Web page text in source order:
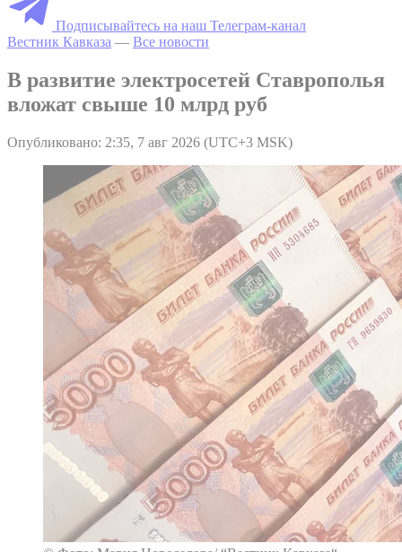
Подписывайтесь на наш Телеграм-канал
Вестник Кавказа — Все новости
В развитие электросетей Ставрополья
вложат свыше 10 млрд руб
Опубликовано: 2:35, 7 авг 2026 (UTC+3 MSK)